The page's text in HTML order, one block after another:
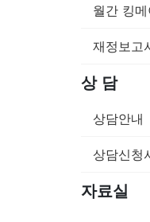
월간 킹메
재정보고
상 담
상담안내
상담신청
자료실